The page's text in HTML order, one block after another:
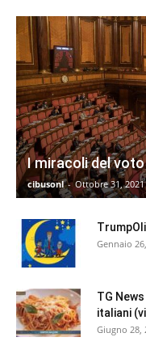
I miracoli del
cibusonl - Ottobre 31, 2021
Gennaio
TG
italiani
Giugno 28,